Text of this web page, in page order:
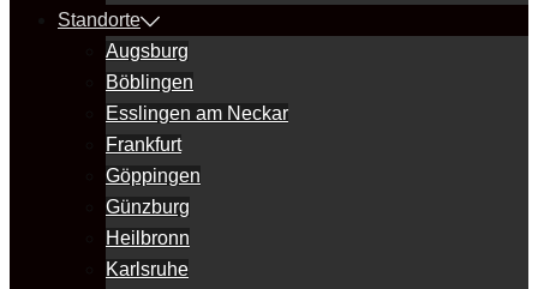
Standorte
Augsburg
Böblingen
Esslingen am Neckar
Frankfurt
Göppingen
Günzburg
Heilbronn
Karlsruhe